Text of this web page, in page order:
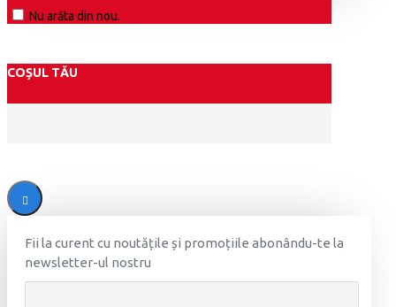
COȘUL TĂU
Fii la curent cu noutățile și promoțiile abonându-te la
newsletter-ul nostru
Nu arăta din nou.